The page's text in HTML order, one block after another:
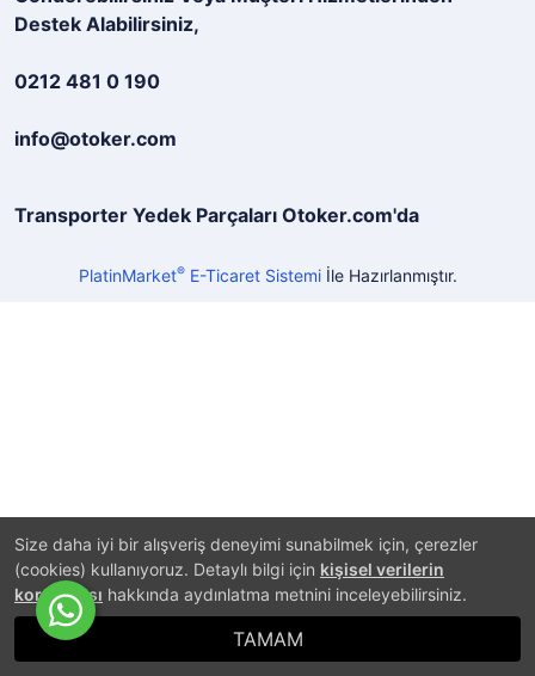
Size daha iyi bir alışveriş deneyimi sunabilmek için, çerezler
(cookies) kullanıyoruz. Detaylı bilgi için kişisel verilerin
korunması hakkında aydınlatma metnini inceleyebilirsiniz.
TAMAM
Destek Alabilirsiniz,
0212 481 0 190
info@otoker.com
Transporter Yedek Parçaları Otoker.com'da
PlatinMarket®E-Ticaret Sistemiİle Hazırlanmıştır.